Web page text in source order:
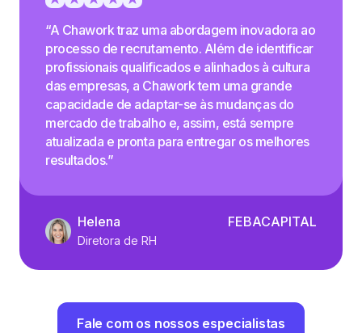
“A Chawork traz uma abordagem inovadora ao
processo de recrutamento. Além de identificar
profissionais qualificados e alinhados à cultura
das empresas, a Chawork tem uma grande
capacidade de adaptar-se às mudanças do
mercado de trabalho e, assim, está sempre
atualizada e pronta para entregar os melhores
resultados.”
Helena
Diretora de RH
FEBACAPITAL
Fale com os nossos especialistas